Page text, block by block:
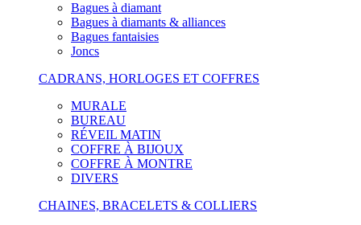
Bagues à diamant
Bagues à diamants & alliances
Bagues fantaisies
Joncs
CADRANS, HORLOGES ET COFFRES
MURALE
BUREAU
RÉVEIL MATIN
COFFRE À BIJOUX
COFFRE À MONTRE
DIVERS
CHAINES, BRACELETS & COLLIERS